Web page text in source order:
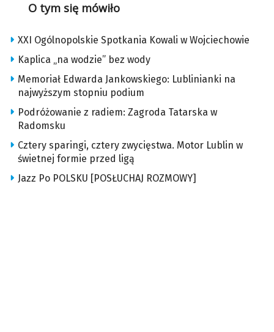
O tym się mówiło
XXI Ogólnopolskie Spotkania Kowali w Wojciechowie
Kaplica „na wodzie” bez wody
Memoriał Edwarda Jankowskiego: Lublinianki na
najwyższym stopniu podium
Podróżowanie z radiem: Zagroda Tatarska w
Radomsku
Cztery sparingi, cztery zwycięstwa. Motor Lublin w
świetnej formie przed ligą
Jazz Po POLSKU [POSŁUCHAJ ROZMOWY]